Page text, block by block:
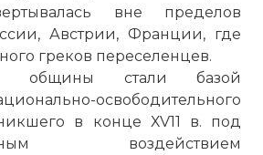
вне пределов
Австрии, Франции, где
греков переселенцев.
общины стали базой
освободительного
в конце ХV11 в. под
воздействием